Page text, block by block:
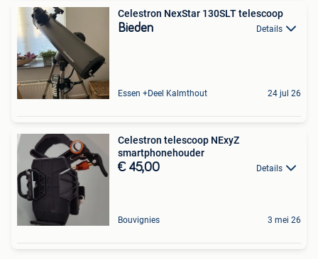
Celestron NexStar 130SLT telescoop
Bieden Details
Essen +Deel Kalmthout 24 jul 26
Celestron telescoop NExyZ
smartphonehouder
€ 45,00 Details
Bouvignies 3 mei 26